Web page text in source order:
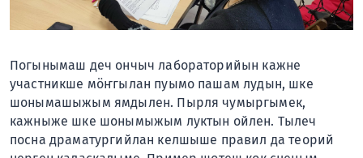
Погынымаш деч ончыч лабораторийын кажне
участникше мӧҥгылан пуымо пашам лудын, шке
шонымашыжым ямдылен. Пырля чумыргымек,
кажныже шке шонымыжым луктын ойлен. Тылеч
посна драматургийлан келшыше правил да теорий